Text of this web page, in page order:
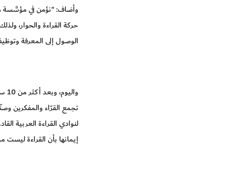
وأضاف: "نؤمن في مؤسَّسة
حركة القراءة والحوار،
الوصول إلى المعرفة
تجمع القرّاء والمفكرين
لنوادي القراءة العربية
إيمانها بأن القراءة